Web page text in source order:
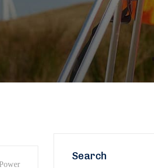
Search